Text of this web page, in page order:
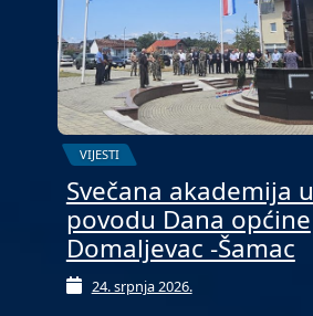
VIJESTI
Svečana akademija u
povodu Dana općine
Domaljevac -Šamac
24. srpnja 2026.